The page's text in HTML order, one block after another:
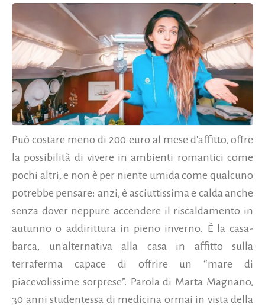
Può costare meno di 200 euro al mese d'affitto, offre
la possibilità di vivere in ambienti romantici come
pochi altri, e non è per niente umida come qualcuno
potrebbe pensare: anzi, è asciuttissima e calda anche
senza dover neppure accendere il riscaldamento in
autunno o addirittura in pieno inverno. È la casa-
barca, un'alternativa alla casa in affitto sulla
terraferma capace di offrire un “mare di
piacevolissime sorprese”. Parola di Marta Magnano,
30 anni studentessa di medicina ormai in vista della